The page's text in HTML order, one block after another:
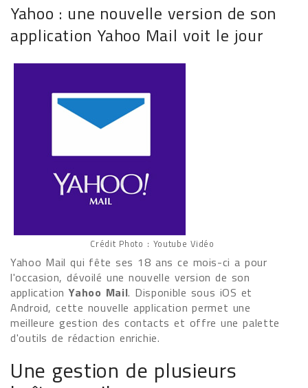
Yahoo : une nouvelle version de son
application Yahoo Mail voit le jour
Crédit Photo : Youtube Vidéo
Yahoo Mail qui fête ses 18 ans ce mois-ci a pour
l'occasion, dévoilé une nouvelle version de son
application Yahoo Mail. Disponible sous iOS et
Android, cette nouvelle application permet une
meilleure gestion des contacts et offre une palette
d'outils de rédaction enrichie.
Une gestion de plusieurs